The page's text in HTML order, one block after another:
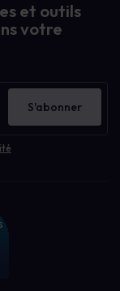
et outils
votre
S'abonner